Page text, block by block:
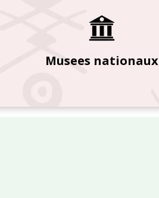
Musees nationaux